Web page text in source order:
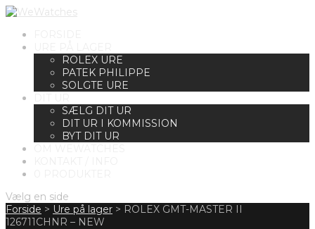
ROLEX URE
PATEK PHILIPPE
SOLGTE URE
SÆLG DIT UR
DIT UR I KOMMISSION
BYT DIT UR
Vælg en side
Forside > Ure på lager > ROLEX GMT-MASTER II
126711CHNR – NEW